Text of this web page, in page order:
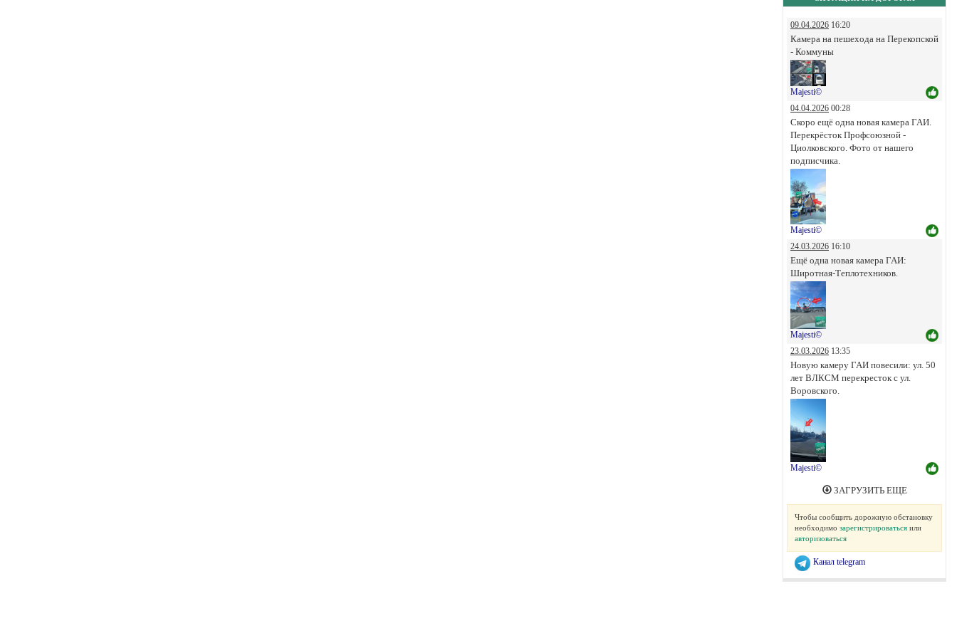
09.04.2026 16:20
Камера на пешехода на Перекопской
- Коммуны
Majesti©
04.04.2026 00:28
Скоро ещё одна новая камера ГАИ.
Перекрёсток Профсоюзной -
Циолковского. Фото от нашего
подписчика.
Majesti©
24.03.2026 16:10
Ещё одна новая камера ГАИ:
Широтная-Теплотехников.
Majesti©
23.03.2026 13:35
Новую камеру ГАИ повесили: ул. 50
лет ВЛКСМ перекресток с ул.
Воровского.
Majesti©
ЗАГРУЗИТЬ ЕЩЕ
Чтобы сообщить дорожную обстановку
необходимо зарегистрироваться или
авторизоваться
Канал telegram